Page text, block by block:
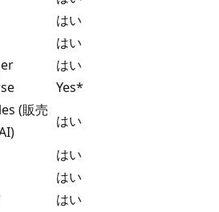
はい
はい
はい
Yes*
(販売
はい
はい
はい
はい